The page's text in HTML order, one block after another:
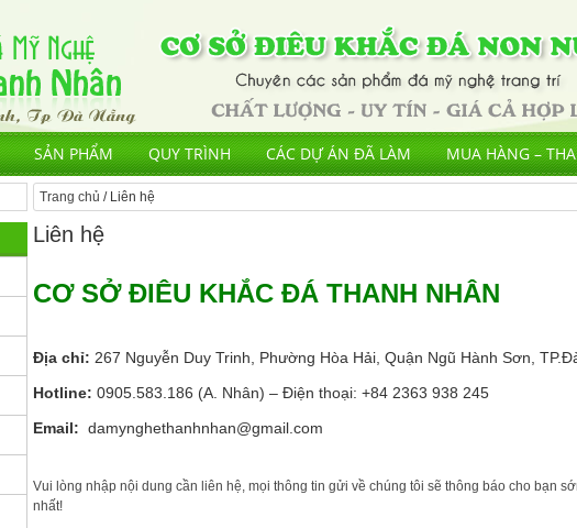
SẢN PHẨM QUY TRÌNH CÁC DỰ ÁN ĐÃ LÀM MUA HÀNG –
Trang chủ / Liên hệ
Liên hệ
CƠ SỞ ĐIÊU KHẮC ĐÁ THANH NHÂN
Địa chỉ: 267 Nguyễn Duy Trinh, Phường Hòa Hải, Quận Ngũ Hành Sơn,
Hotline: 0905.583.186 (A. Nhân) – Điện thoại: +84 2363 938 245
Email: damynghethanhnhan@gmail.com
Vui lòng nhập nội dung cần liên hệ, mọi thông tin gửi về chúng tôi sẽ thông báo cho bạn
nhất!